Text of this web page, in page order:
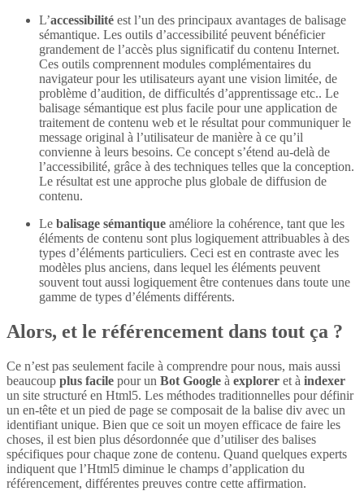
L’accessibilité est l’un des principaux avantages de balisage
sémantique. Les outils d’accessibilité peuvent bénéficier
grandement de l’accès plus significatif du contenu Internet.
Ces outils comprennent modules complémentaires du
navigateur pour les utilisateurs ayant une vision limitée, de
problème d’audition, de difficultés d’apprentissage etc.. Le
balisage sémantique est plus facile pour une application de
traitement de contenu web et le résultat pour communiquer le
message original à l’utilisateur de manière à ce qu’il
convienne à leurs besoins. Ce concept s’étend au-delà de
l’accessibilité, grâce à des techniques telles que la conception.
Le résultat est une approche plus globale de diffusion de
contenu.
Le balisage sémantique améliore la cohérence, tant que les
éléments de contenu sont plus logiquement attribuables à des
types d’éléments particuliers. Ceci est en contraste avec les
modèles plus anciens, dans lequel les éléments peuvent
souvent tout aussi logiquement être contenues dans toute une
gamme de types d’éléments différents.
Alors, et le référencement dans tout ça ?
Ce n’est pas seulement facile à comprendre pour nous, mais aussi
beaucoup plus facile pour un Bot Google à explorer et à indexer
un site structuré en Html5. Les méthodes traditionnelles pour définir
un en-tête et un pied de page se composait de la balise div avec un
identifiant unique. Bien que ce soit un moyen efficace de faire les
choses, il est bien plus désordonnée que d’utiliser des balises
spécifiques pour chaque zone de contenu. Quand quelques experts
indiquent que l’Html5 diminue le champs d’application du
référencement, différentes preuves contre cette affirmation.